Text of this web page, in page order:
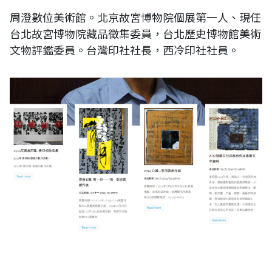
周澄數位美術館。北京故宮博物院個展第一人、現任
台北故宮博物院藏品徵集委員，台北歷史博物館美術
文物評鑑委員。台灣印社社長，西冷印社社員。